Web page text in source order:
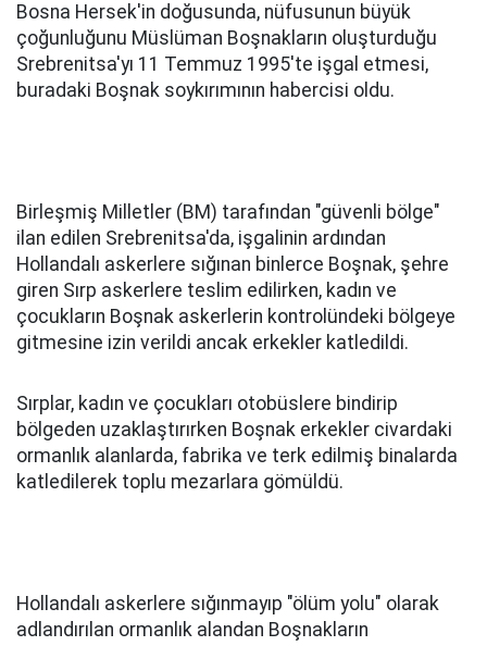
Bosna Hersek'in doğusunda, nüfusunun büyük
çoğunluğunu Müslüman Boşnakların oluşturduğu
Srebrenitsa'yı 11 Temmuz 1995'te işgal etmesi,
buradaki Boşnak soykırımının habercisi oldu.
Birleşmiş Milletler (BM) tarafından "güvenli bölge"
ilan edilen Srebrenitsa'da, işgalinin ardından
Hollandalı askerlere sığınan binlerce Boşnak, şehre
giren Sırp askerlere teslim edilirken, kadın ve
çocukların Boşnak askerlerin kontrolündeki bölgeye
gitmesine izin verildi ancak erkekler katledildi.
Sırplar, kadın ve çocukları otobüslere bindirip
bölgeden uzaklaştırırken Boşnak erkekler civardaki
ormanlık alanlarda, fabrika ve terk edilmiş binalarda
katledilerek toplu mezarlara gömüldü.
Hollandalı askerlere sığınmayıp "ölüm yolu" olarak
adlandırılan ormanlık alandan Boşnakların